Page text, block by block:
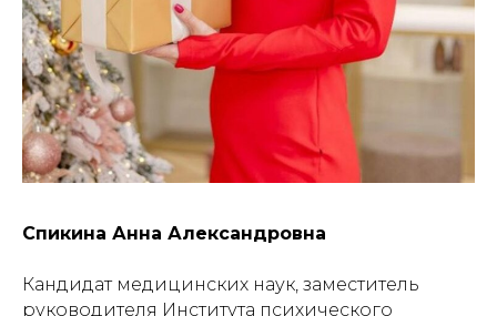
Спикина Анна Александровна
Кандидат медицинских наук, заместитель
руководителя Института психического